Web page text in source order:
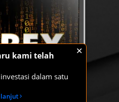
kami telah
dalam satu